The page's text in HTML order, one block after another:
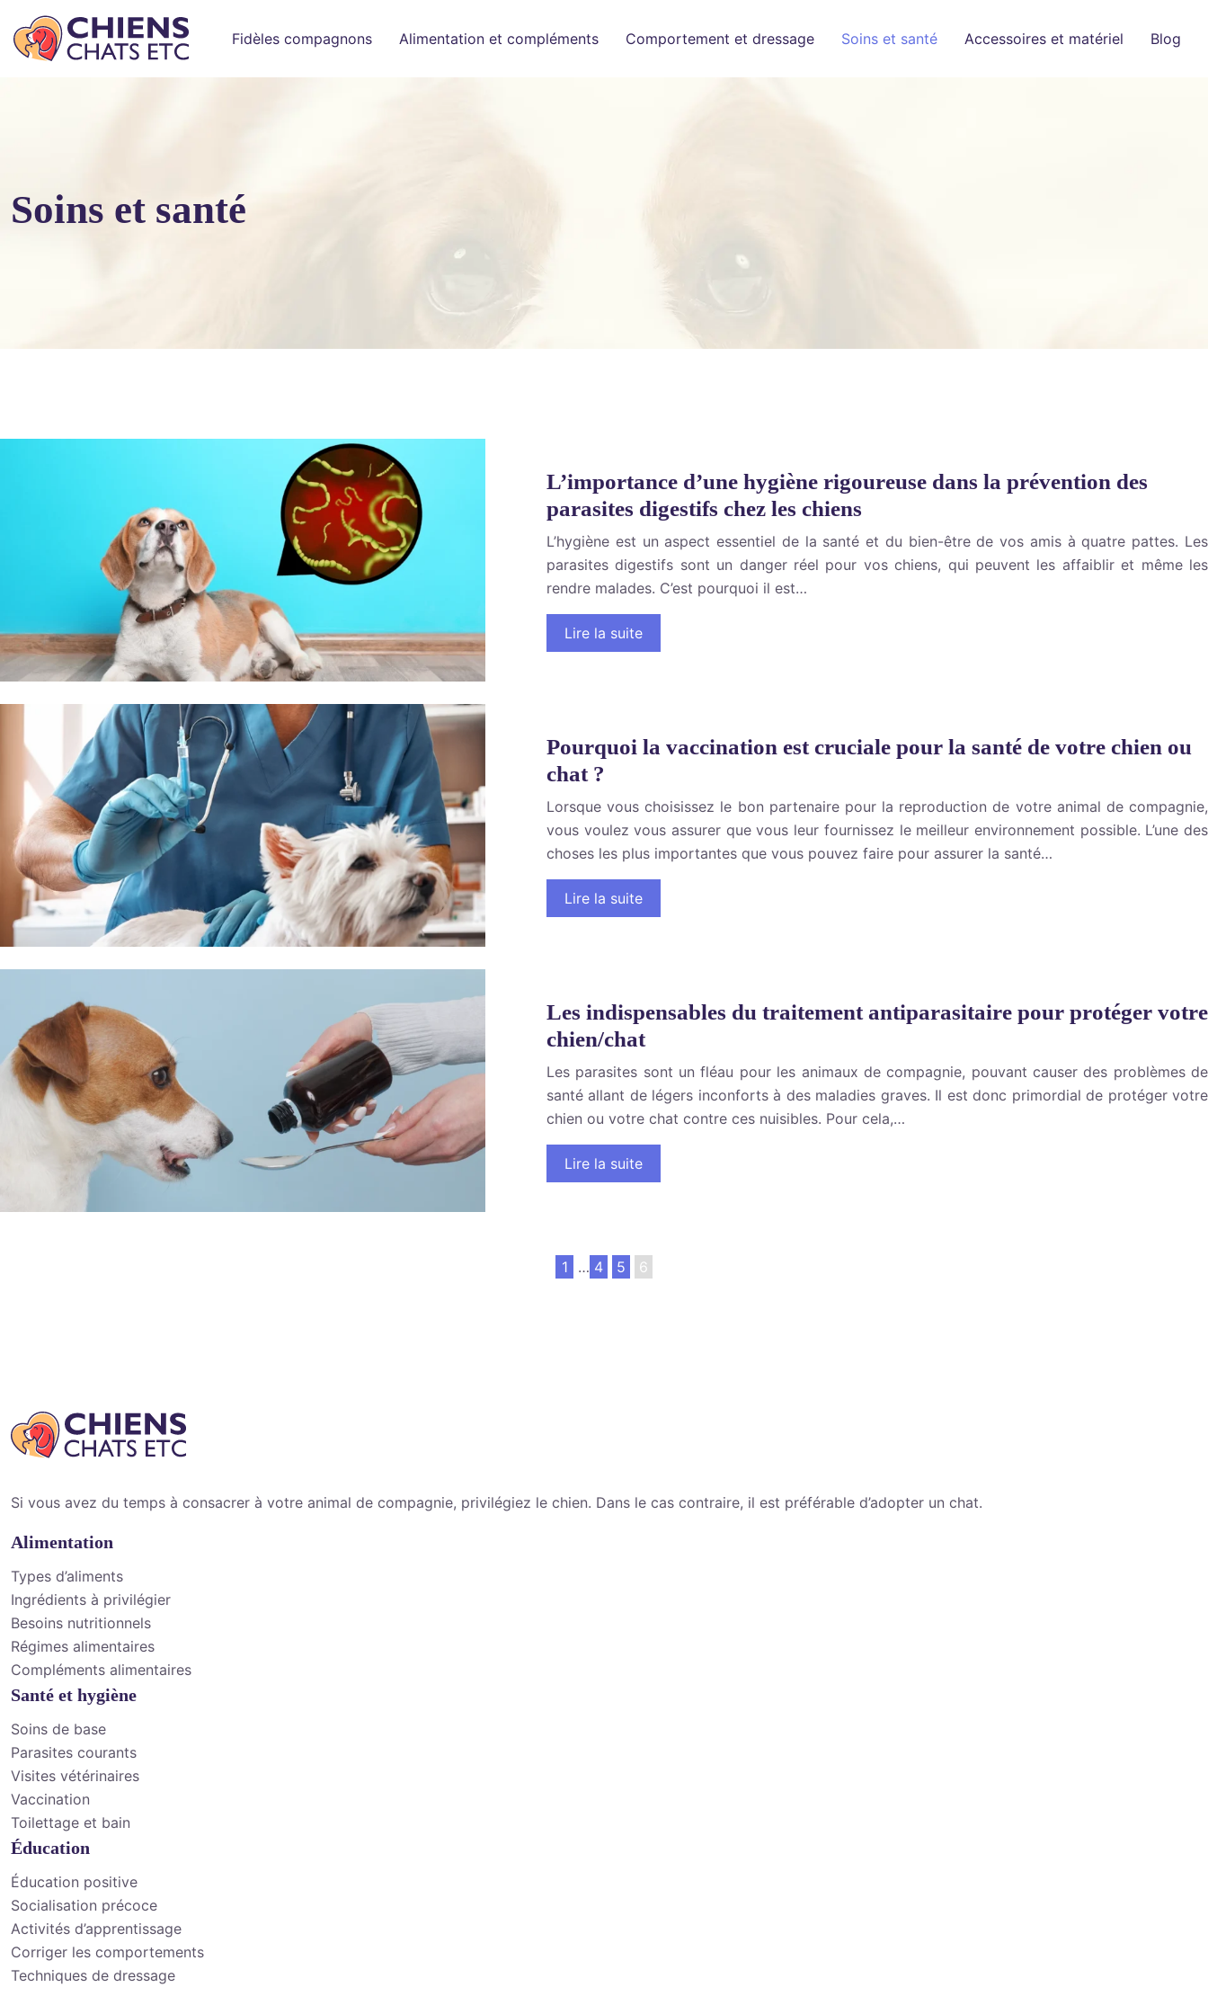
Fidèles compagnons Alimentation et compléments Comportement et dressage Soins et santé Accessoires et matériel Blog
Soins et santé
L’importance d’une hygiène rigoureuse dans la prévention des
parasites digestifs chez les chiens
L’hygiène est un aspect essentiel de la santé et du bien-être de vos amis à quatre pattes. Les
parasites digestifs sont un danger réel pour vos chiens, qui peuvent les affaiblir et même les
rendre malades. C’est pourquoi il est…
Lire la suite
Pourquoi la vaccination est cruciale pour la santé de votre chien ou
chat ?
Lorsque vous choisissez le bon partenaire pour la reproduction de votre animal de compagnie,
vous voulez vous assurer que vous leur fournissez le meilleur environnement possible. L’une des
choses les plus importantes que vous pouvez faire pour assurer la santé…
Lire la suite
Les indispensables du traitement antiparasitaire pour protéger votre
chien/chat
Les parasites sont un fléau pour les animaux de compagnie, pouvant causer des problèmes de
santé allant de légers inconforts à des maladies graves. Il est donc primordial de protéger votre
chien ou votre chat contre ces nuisibles. Pour cela,…
Lire la suite
1 … 4 5 6
Si vous avez du temps à consacrer à votre animal de compagnie, privilégiez le chien. Dans le cas contraire, il est préférable d’adopter un chat.
Alimentation
Types d’aliments
Ingrédients à privilégier
Besoins nutritionnels
Régimes alimentaires
Compléments alimentaires
Santé et hygiène
Soins de base
Parasites courants
Visites vétérinaires
Vaccination
Toilettage et bain
Éducation
Éducation positive
Socialisation précoce
Activités d’apprentissage
Corriger les comportements
Techniques de dressage